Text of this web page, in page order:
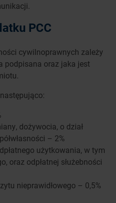
PCC
cywilnoprawnych zależy
podpisana oraz jaka jest
dożywocia, o dział
– 2%
użytkowania, w tym
oraz odpłatnej służebności
nieprawidłowego – 0,5%